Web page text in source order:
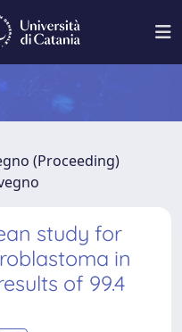
(Proceeding)
study for
in
of 99.4